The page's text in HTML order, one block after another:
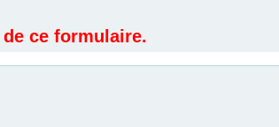
ce formulaire.